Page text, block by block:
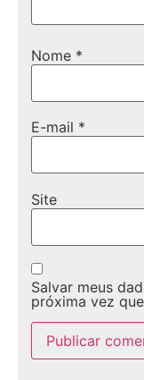
Nome *
E-mail *
Site
Salvar meus
próxima vez